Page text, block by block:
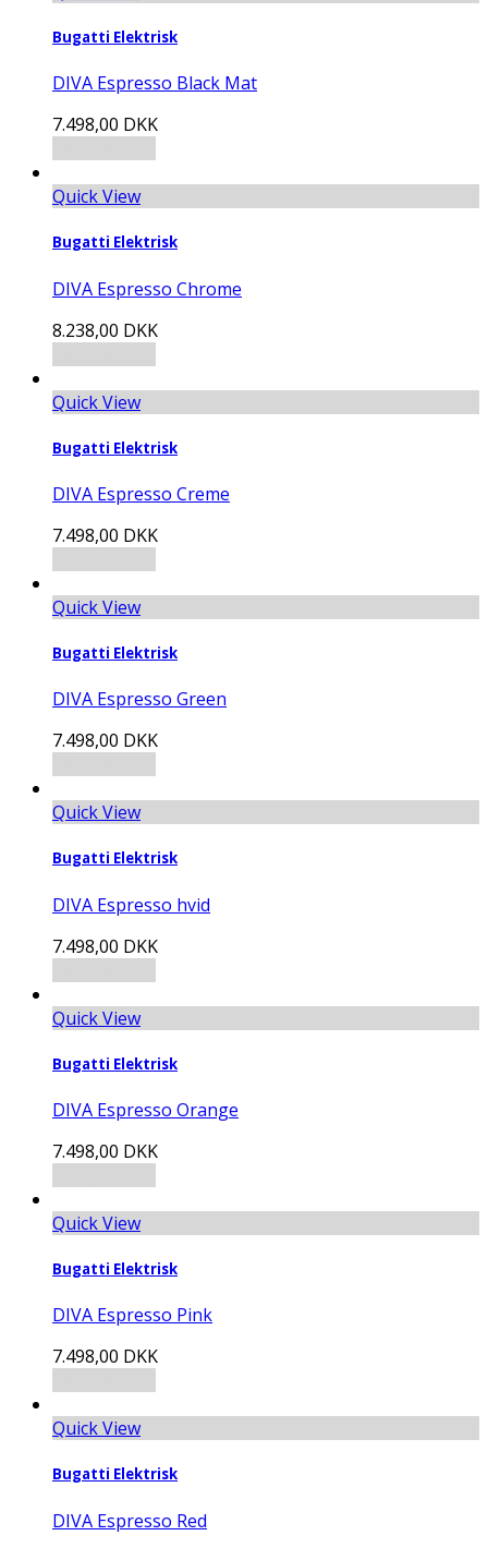
Bugatti Elektrisk
DIVA Espresso Black Mat
7.498,00 DKK
Quick View
Bugatti Elektrisk
DIVA Espresso Chrome
8.238,00 DKK
Quick View
Bugatti Elektrisk
DIVA Espresso Creme
7.498,00 DKK
Quick View
Bugatti Elektrisk
DIVA Espresso Green
7.498,00 DKK
Quick View
Bugatti Elektrisk
DIVA Espresso hvid
7.498,00 DKK
Quick View
Bugatti Elektrisk
DIVA Espresso Orange
7.498,00 DKK
Quick View
Bugatti Elektrisk
DIVA Espresso Pink
7.498,00 DKK
Quick View
Bugatti Elektrisk
DIVA Espresso Red